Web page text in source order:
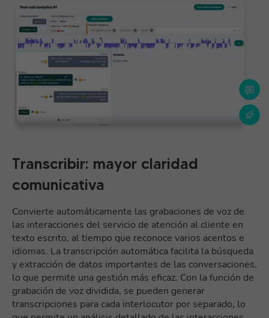
Transcribir: mayor claridad
comunicativa
Convierte automáticamente las grabaciones de voz de
las interacciones del servicio de atención al cliente en
texto escrito, al tiempo que reconoce varios acentos e
idiomas. La transcripción automática facilita la búsqueda
y extracción de datos importantes de las conversaciones,
lo que permite una gestión más eficaz. Con la función de
grabación de voz dividida, se pueden generar
transcripciones para cada interlocutor por separado, lo